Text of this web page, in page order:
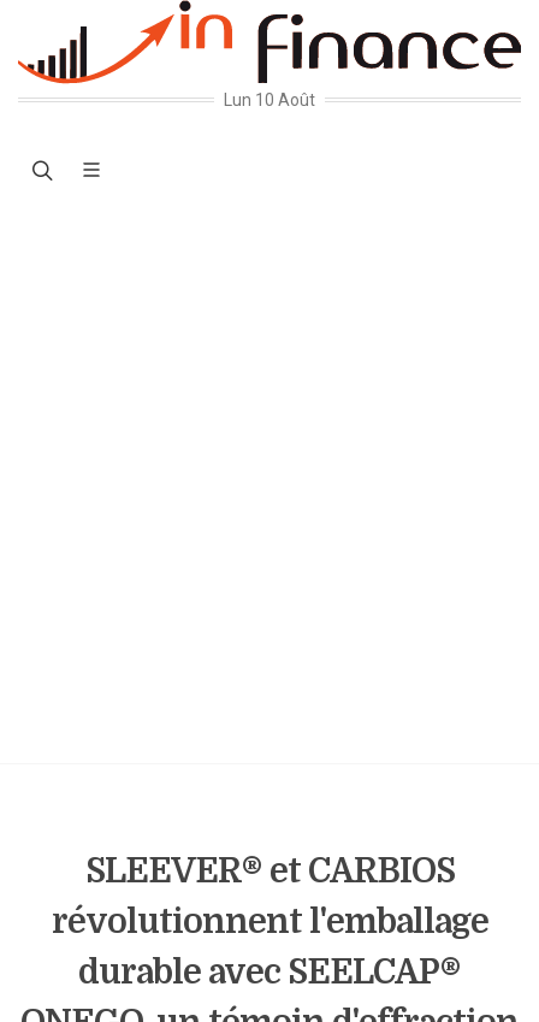
Lun 10 Août
SLEEVER® et CARBIOS
révolutionnent l'emballage
durable avec SEELCAP®